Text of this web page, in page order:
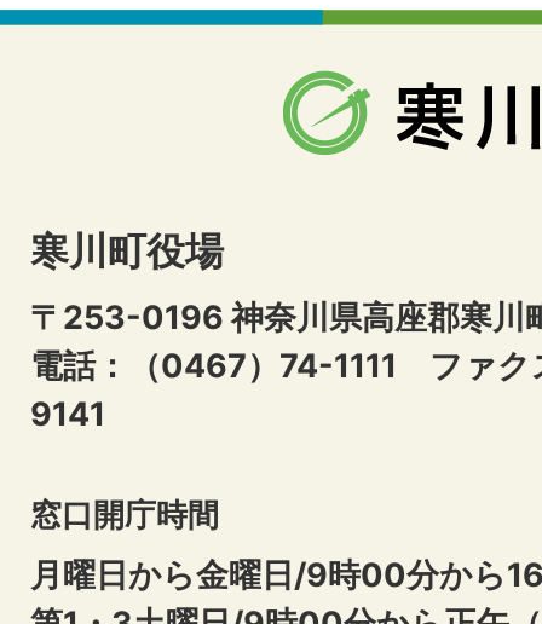
寒川町役場
〒253-0196 神奈川県高座郡寒川
電話：（0467）74-1111 ファ
9141
窓口開庁時間
月曜日から金曜日/9時00分から